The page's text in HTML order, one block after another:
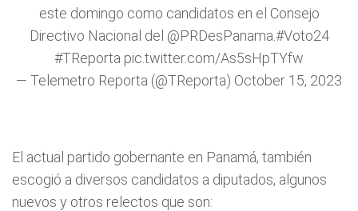
este domingo como candidatos en el Consejo
Directivo Nacional del @PRDesPanama#Voto24
#TReporta pic.twitter.com/As5sHpTYfw
— Telemetro Reporta (@TReporta) October 15, 2023
El actual partido gobernante en Panamá, también
escogió a diversos candidatos a diputados, algunos
nuevos y otros relectos que son: